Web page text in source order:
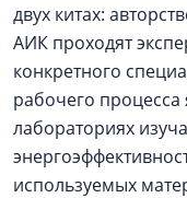
двух китах:
АИК проходят
конкретного
рабочего процесса
лабораториях
используемых